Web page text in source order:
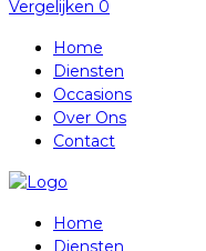
Vergelijken 0
Home
Diensten
Occasions
Over Ons
Contact
Home
Diensten